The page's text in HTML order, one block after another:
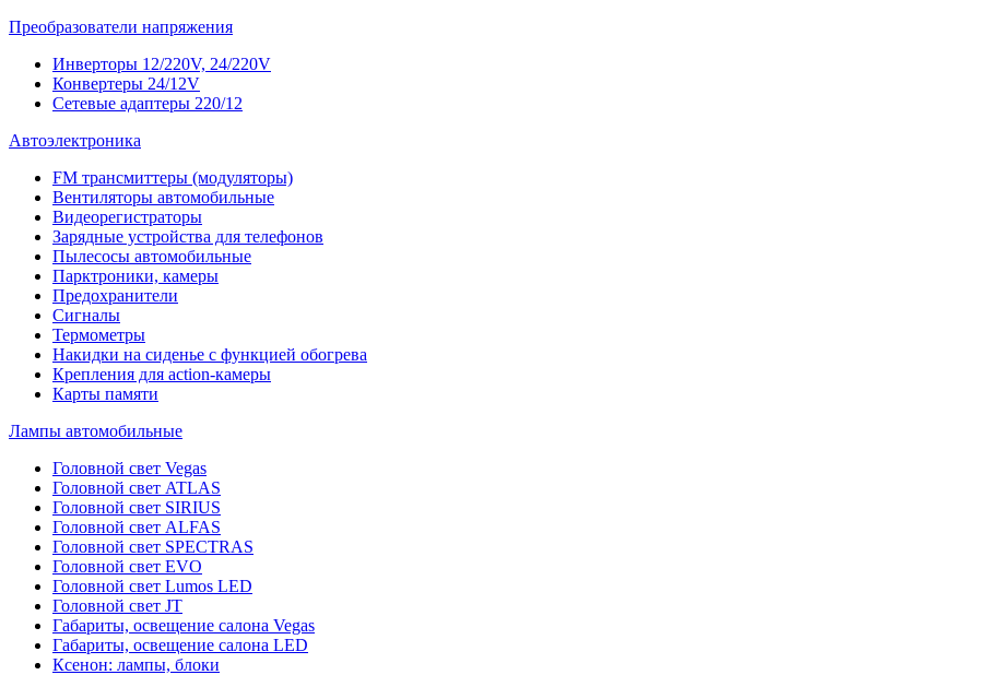
Преобразователи напряжения
Инверторы 12/220V, 24/220V
Конвертеры 24/12V
Сетевые адаптеры 220/12
Автоэлектроника
FM трансмиттеры (модуляторы)
Вентиляторы автомобильные
Видеорегистраторы
Зарядные устройства для телефонов
Пылесосы автомобильные
Парктроники, камеры
Предохранители
Сигналы
Термометры
Накидки на сиденье с функцией обогрева
Крепления для action-камеры
Карты памяти
Лампы автомобильные
Головной свет Vegas
Головной свет ATLAS
Головной свет SIRIUS
Головной свет ALFAS
Головной свет SPECTRAS
Головной свет EVO
Головной свет Lumos LED
Головной свет JT
Габариты, освещение салона Vegas
Габариты, освещение салона LED
Ксенон: лампы, блоки